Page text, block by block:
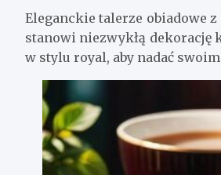
Eleganckie talerze obiadowe
stanowi niezwykłą dekorację
w stylu royal, aby nadać